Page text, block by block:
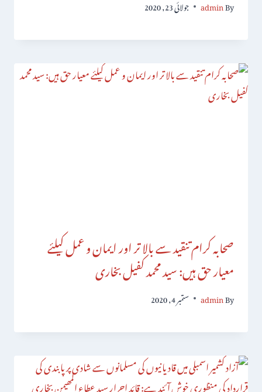
By
admin جولائی 23, 2020
صحابہ کرام تنقید سے بالا تر اور ایمان و عمل کیلئے
معیار حق ہیں: سید محمد کفیل بخاری
By
admin ستمبر 4, 2020